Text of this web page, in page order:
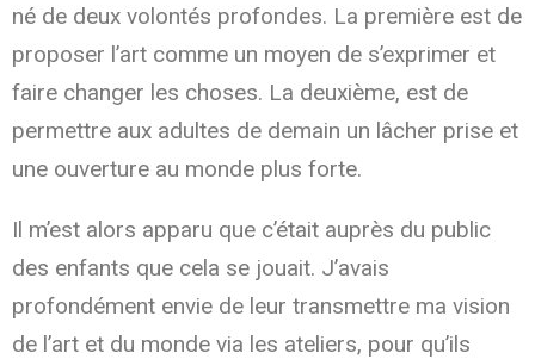
né de deux volontés profondes. La première est de
proposer l’art comme un moyen de s’exprimer et
faire changer les choses. La deuxième, est de
permettre aux adultes de demain un lâcher prise et
une ouverture au monde plus forte.
Il m’est alors apparu que c’était auprès du public
des enfants que cela se jouait. J’avais
profondément envie de leur transmettre ma vision
de l’art et du monde via les ateliers, pour qu’ils